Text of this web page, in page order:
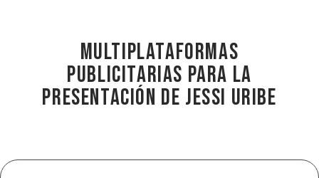
Multiplataformas
publicitarias para la
presentación de Jessi Uribe